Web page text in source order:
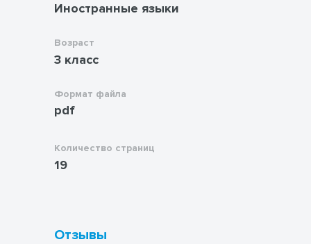
Иностранные языки
Возраст
3 класс
Формат файла
pdf
Количество страниц
19
Отзывы